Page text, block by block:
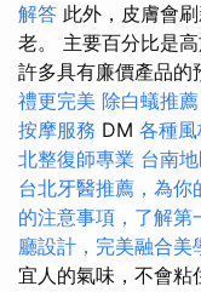
解答 此外，皮膚會
老。 主要百分比是
許多具有廉價產品的
禮更完美 除白蟻推
按摩服務 DM 各種
北整復師專業 台南
台北牙醫推薦，為
的注意事項，了解第
廳設計，完美融合美
宜人的氣味，不會粘